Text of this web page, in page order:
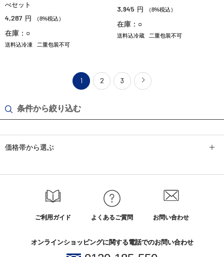
条件から絞り込む
価格帯から選ぶ
べセット
4,287 円 （8%税込）
在庫：○
送料込冷凍 二重包装不可
3,945 円 （8%税込）
在庫：○
送料込冷蔵 二重包装不可
1 2 3
ご利用ガイド よくあるご質問 お問い合わせ
オンラインショッピングに関する電話でのお問い合わせ